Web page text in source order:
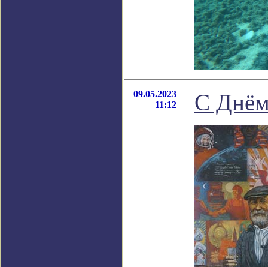
09.05.2023
11:12
С